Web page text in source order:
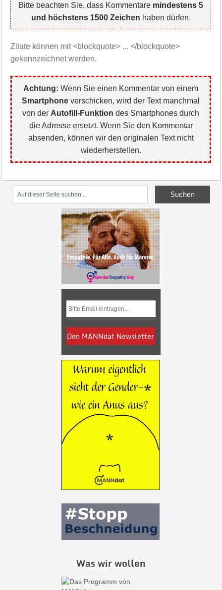
Bitte beachten Sie, dass Kommentare mindestens 5
und höchstens 1500 Zeichen haben dürfen.
Zitate können mit <blockquote> ... </blockquote>
gekennzeichnet werden.
Achtung: Wenn Sie einen Kommentar von einem
Smartphone verschicken, wird der Text manchmal
von der Autofill-Funktion des Smartphones durch
die Adresse ersetzt. Wenn Sie den Kommentar
absenden, können wir den originalen Text nicht
wiederherstellen.
Was wir wollen